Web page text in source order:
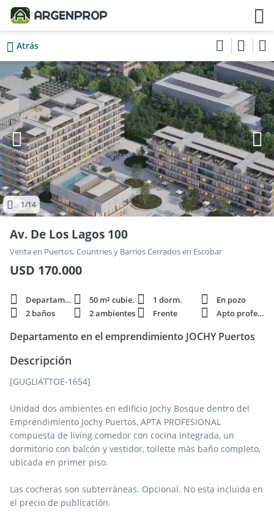
Atrás
1/14
Av. De Los Lagos 100
Venta en Puertos, Countries y Barrios Cerrados en Escobar
USD 170.000
Departamento 50 m² cubie. 1 dorm.
En pozo
2 baños
2 ambientes Frente Apto profesi.
Departamento en el emprendimiento JOCHY Puertos
Descripción
[GUGLIATTOE-1654]
Unidad dos ambientes en edificio Jochy Bosque dentro del
Emprendimiento Jochy Puertos, APTA PROFESIONAL
compuesta de living comedor con cocina integrada, un
dormitorio con balcón y vestidor, toilette más baño completo,
ubicada en primer piso.
Las cocheras son subterráneas. Opcional. No esta incluida en
el precio de publicación.